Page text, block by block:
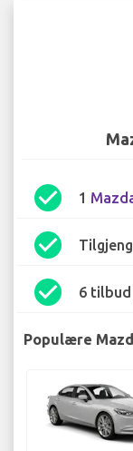
check_circle 1
check_circle
check_circle 6
Populære